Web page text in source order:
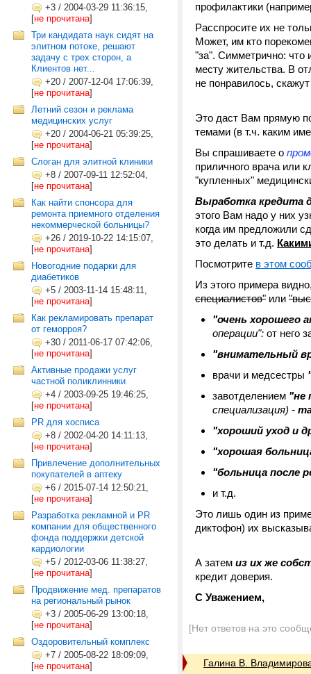
+3 / 2004-03-29 11:36:15,
[не прочитана]
Три кандидата наук сидят на
элитном потоке, решают
задачу с трех сторон, а
Клиентов нет...
+20 / 2007-12-04 17:06:39,
[не прочитана]
Летний сезон и реклама
медицинских услуг
+20 / 2004-06-21 05:39:25,
[не прочитана]
Слоган для элитной клиники
+8 / 2007-09-11 12:52:04,
[не прочитана]
Как найти спонсора для
ремонта приемного отделения
некоммерческой больницы?
+26 / 2019-10-22 14:15:07,
[не прочитана]
Новогодние подарки для
диабетиков
+5 / 2003-11-14 15:48:11,
[не прочитана]
Как рекламировать препарат
от геморроя?
+30 / 2011-06-17 07:42:06,
[не прочитана]
Активные продажи услуг
частной поликлинники
+4 / 2003-09-25 19:46:25,
[не прочитана]
PR для хосписа
+8 / 2002-04-20 14:11:13,
[не прочитана]
Привлечение дополнительных
покупателей в аптеку
+6 / 2015-07-14 12:50:21,
[не прочитана]
Разработка рекламной и PR
компании для общественного
фонда поддержки детской
кардиологии
+5 / 2012-03-06 11:38:27,
[не прочитана]
Продвижение мед. препаратов
на региональный рынок
+3 / 2005-06-29 13:00:18,
[не прочитана]
Оздоровительный комплекс
+7 / 2005-08-22 18:09:09,
[не прочитана]
профилактики
Расспросите их не
Может, им кто
"за". Симметрично: что
месту жительства. В
не понравилось,
Это даст Вам прямую
темами (в т.ч. каким
Вы спрашиваете о
приличного врача или
"купленных"
Выработка кредита
этого Вам надо у них
когда им предложили
это делать и т.д.
Посмотрите в этом
Из этого примера
специалистов" или
"очень хорошего
операции": от него
"внимательный
врачи и медсестры
завотделением "не
специализация) -
"хороший уход и
"хорошая
"больница после
и т.д.
Это лишь один из
диктофон) их
А затем из их же
кредит доверия.
С Уважением,
[Нет ответов на это
Галина В.